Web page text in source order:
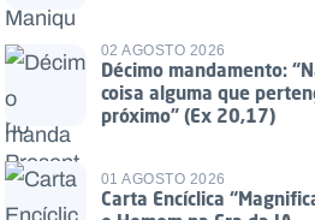
02 AGOSTO 2026
Décimo mandamento:
coisa alguma que
próximo” (Ex 20,17)
01 AGOSTO 2026
Carta Encíclica